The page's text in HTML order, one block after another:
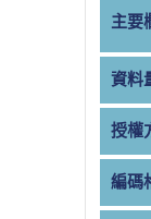
主要
資料
授權
編碼